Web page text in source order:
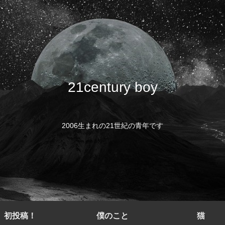
21century boy
2006生まれの21世紀の青年です
初投稿！ 僕のこと 猫